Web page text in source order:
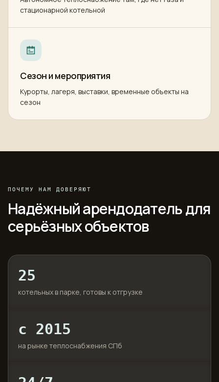
стационарной котельной
Сезон и мероприятия
Курорты, лагеря, выставки, временные объекты на
сезон
ПОЧЕМУ НАМ ДОВЕРЯЮТ
Надёжный арендодатель для
серьёзных объектов
25
котельных в парке, готовы к отгрузке
с 2015
на рынке теплоснабжения СПб